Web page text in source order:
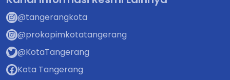
@tangerangkota
@prokopimkotatangerang
@KotaTangerang
Kota Tangerang